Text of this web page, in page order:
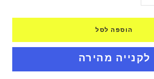
הוספה לסל